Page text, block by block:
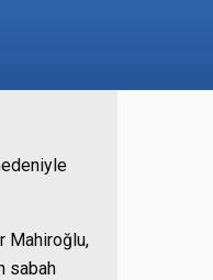
Mahiroğlu,
sabah